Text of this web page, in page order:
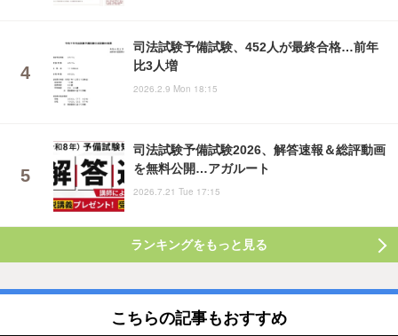
司法試験予備試験、452人が最終合格…前年
比3人増
2026.2.9 Mon 18:15
司法試験予備試験2026、解答速報＆総評動画
を無料公開…アガルート
2026.7.21 Tue 17:15
ランキングをもっと見る
こちらの記事もおすすめ